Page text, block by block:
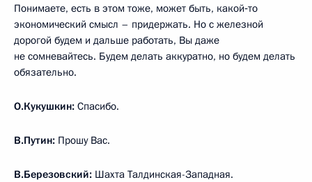
Понимаете, есть в этом тоже, может быть, какой‑то
экономический смысл – придержать. Но с железной
дорогой будем и дальше работать, Вы даже
не сомневайтесь. Будем делать аккуратно, но будем делать
обязательно.
О.Кукушкин: Спасибо.
В.Путин: Прошу Вас.
В.Березовский: Шахта Талдинская-Западная.